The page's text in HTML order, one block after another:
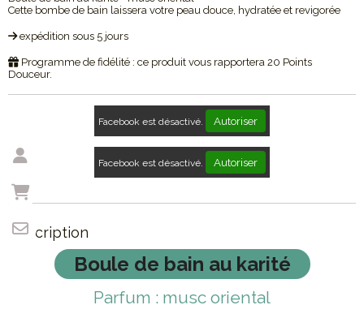
Cette bombe de bain laissera votre peau douce, hydratée et revigorée
expédition sous 5 jours
Programme de fidélité : ce produit vous rapportera 20 Points
Douceur.
Facebook est désactivé. Autoriser
Facebook est désactivé. Autoriser
Description
Boule de bain au karité
Parfum : musc oriental